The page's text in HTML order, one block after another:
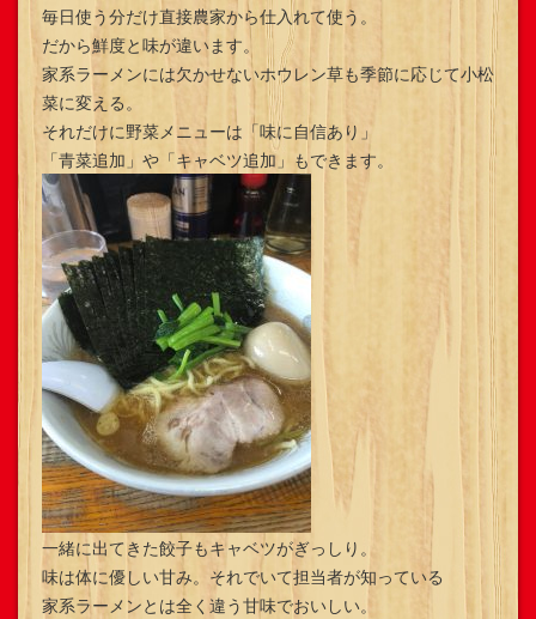
毎日使う分だけ直接農家から仕入れて使う。
だから鮮度と味が違います。
家系ラーメンには欠かせないホウレン草も季節に応じて小松
菜に変える。
それだけに野菜メニューは「味に自信あり」
「青菜追加」や「キャベツ追加」もできます。
一緒に出てきた餃子もキャベツがぎっしり。
味は体に優しい甘み。それでいて担当者が知っている
家系ラーメンとは全く違う甘味でおいしい。